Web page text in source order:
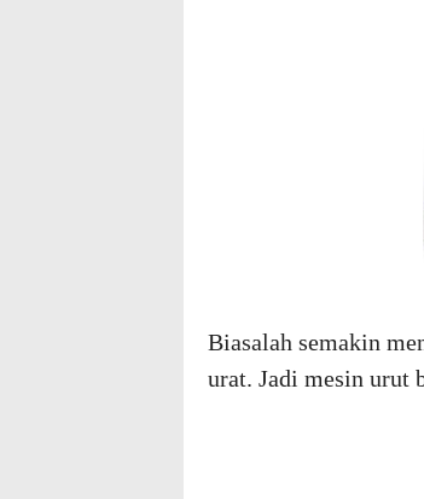
Biasalah semakin
urat. Jadi mesin urut